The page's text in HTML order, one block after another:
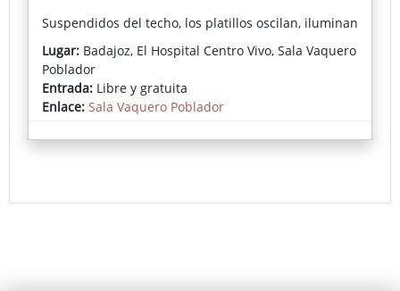
Suspendidos del techo, los platillos oscilan, iluminan
y resuenan, moldeando un paisaje sonoro en
constante evolución que evoca la atmósfera del cielo
—su brillo, profundidad y transitoriedad. SKY invita
al público a experimentar el sonido como un
fenómeno físico y espacial—un intento poético de
escuchar el cielo mismo.
Lugar: Badajoz, El Hospital Centro Vivo, Sala Vaquero
Poblador
Entrada: Libre y gratuita
Enlace: Sala Vaquero Poblador